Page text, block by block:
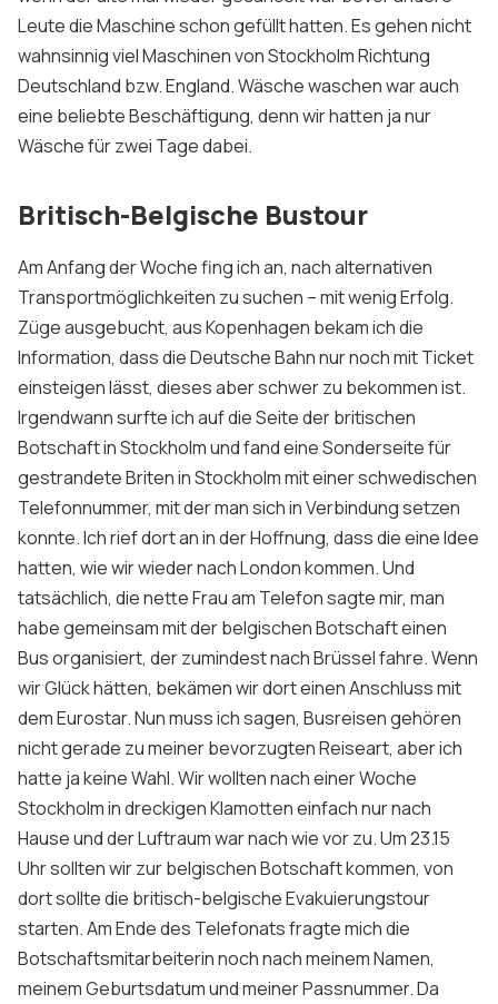
Leute die Maschine schon gefüllt hatten. Es gehen nicht
wahnsinnig viel Maschinen von Stockholm Richtung
Deutschland bzw. England. Wäsche waschen war auch
eine beliebte Beschäftigung, denn wir hatten ja nur
Wäsche für zwei Tage dabei.
Britisch-Belgische Bustour
Am Anfang der Woche fing ich an, nach alternativen
Transportmöglichkeiten zu suchen – mit wenig Erfolg.
Züge ausgebucht, aus Kopenhagen bekam ich die
Information, dass die Deutsche Bahn nur noch mit Ticket
einsteigen lässt, dieses aber schwer zu bekommen ist.
Irgendwann surfte ich auf die Seite der britischen
Botschaft in Stockholm und fand eine Sonderseite für
gestrandete Briten in Stockholm mit einer schwedischen
Telefonnummer, mit der man sich in Verbindung setzen
konnte. Ich rief dort an in der Hoffnung, dass die eine Idee
hatten, wie wir wieder nach London kommen. Und
tatsächlich, die nette Frau am Telefon sagte mir, man
habe gemeinsam mit der belgischen Botschaft einen
Bus organisiert, der zumindest nach Brüssel fahre. Wenn
wir Glück hätten, bekämen wir dort einen Anschluss mit
dem Eurostar. Nun muss ich sagen, Busreisen gehören
nicht gerade zu meiner bevorzugten Reiseart, aber ich
hatte ja keine Wahl. Wir wollten nach einer Woche
Stockholm in dreckigen Klamotten einfach nur nach
Hause und der Luftraum war nach wie vor zu. Um 23.15
Uhr sollten wir zur belgischen Botschaft kommen, von
dort sollte die britisch-belgische Evakuierungstour
starten. Am Ende des Telefonats fragte mich die
Botschaftsmitarbeiterin noch nach meinem Namen,
meinem Geburtsdatum und meiner Passnummer. Da